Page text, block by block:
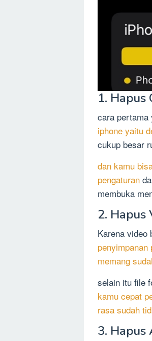
1. Hapus
cara pertama
iphone yaitu
cukup besar
dan kamu
pengaturan
membuka
2. Hapus
Karena video
memang
selain itu file
kamu cepat
rasa sudah
3. Hapus